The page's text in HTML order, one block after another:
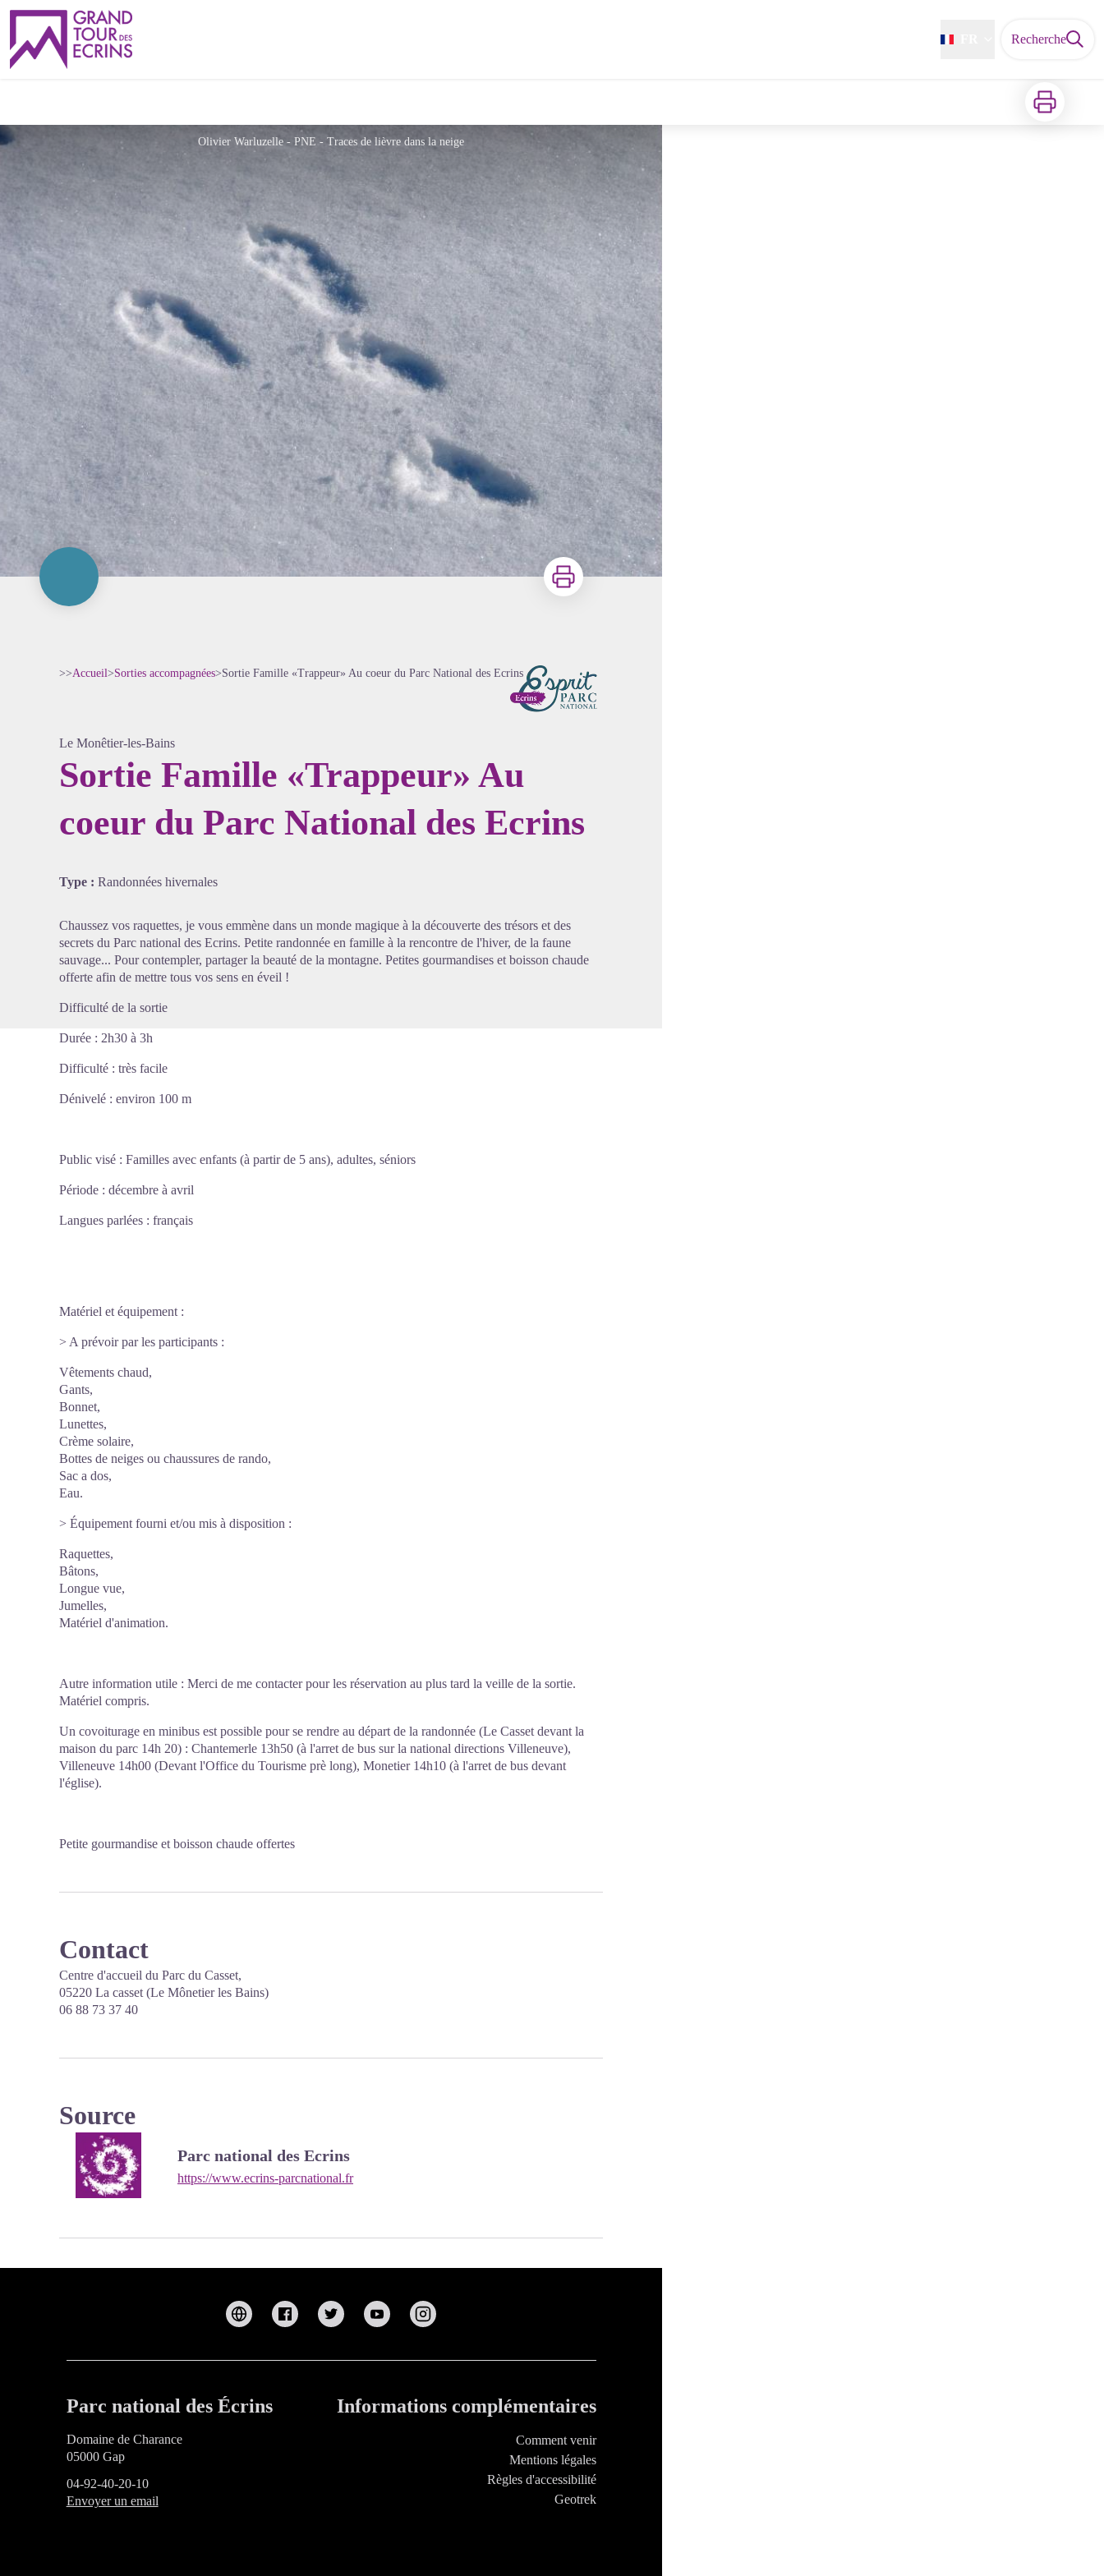
Recherche
Imprimer
Olivier Warluzelle - PNE - Traces de lièvre dans la neige
Voir l'image en plein écran
Imprimer
>>Accueil>Sorties accompagnées>Sortie Famille «Trappeur» Au coeur du Parc National des Ecrins
Le Monêtier-les-Bains
Sortie Famille «Trappeur» Au
coeur du Parc National des Ecrins
Type : Randonnées hivernales
Chaussez vos raquettes, je vous emmène dans un monde magique à la découverte des trésors et des
secrets du Parc national des Ecrins. Petite randonnée en famille à la rencontre de l'hiver, de la faune
sauvage... Pour contempler, partager la beauté de la montagne. Petites gourmandises et boisson chaude
offerte afin de mettre tous vos sens en éveil !
Difficulté de la sortie
Durée : 2h30 à 3h
Difficulté : très facile
Dénivelé : environ 100 m
Public visé : Familles avec enfants (à partir de 5 ans), adultes, séniors
Période : décembre à avril
Langues parlées : français
Matériel et équipement :
> A prévoir par les participants :
Vêtements chaud,
Gants,
Bonnet,
Lunettes,
Crème solaire,
Bottes de neiges ou chaussures de rando,
Sac a dos,
Eau.
> Équipement fourni et/ou mis à disposition :
Raquettes,
Bâtons,
Longue vue,
Jumelles,
Matériel d'animation.
Autre information utile : Merci de me contacter pour les réservation au plus tard la veille de la sortie.
Matériel compris.
Un covoiturage en minibus est possible pour se rendre au départ de la randonnée (Le Casset devant la
maison du parc 14h 20) : Chantemerle 13h50 (à l'arret de bus sur la national directions Villeneuve),
Villeneuve 14h00 (Devant l'Office du Tourisme prè long), Monetier 14h10 (à l'arret de bus devant
l'église).
Petite gourmandise et boisson chaude offertes
Contact
Centre d'accueil du Parc du Casset,
05220 La casset (Le Mônetier les Bains)
06 88 73 37 40
Source
Parc national des Ecrins
https://www.ecrins-parcnational.fr
Parc national des Écrins
Domaine de Charance
05000 Gap
04-92-40-20-10
Envoyer un email
Informations complémentaires
Comment venir
Mentions légales
Règles d'accessibilité
Geotrek